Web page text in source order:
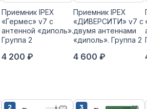
Приемник IPEX
«Гермес» v7 с
антенной «диполь».
Группа 2
4 200 ₽
Приемник IPEX
«ДИВЕРСИТИ» v7 с
двумя антеннами
«диполь». Группа 2
4 600 ₽